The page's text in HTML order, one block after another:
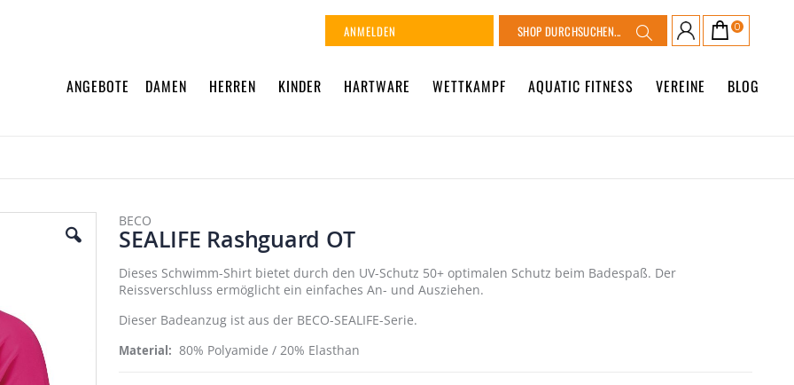
Suche
Suche Warenkorb
0
ANMELDEN
ANGEBOTE DAMEN HERREN KINDER HARTWARE WETTKAMPF AQUATIC FITNESS VEREINE BLOG
BECO
SEALIFE Rashguard OT
Dieses Schwimm-Shirt bietet durch den UV-Schutz 50+ optimalen Schutz beim Badespaß. Der
Reissverschluss ermöglicht ein einfaches An- und Ausziehen.
Dieser Badeanzug ist aus der BECO-SEALIFE-Serie.
Material 80% Polyamide / 20% Elasthan